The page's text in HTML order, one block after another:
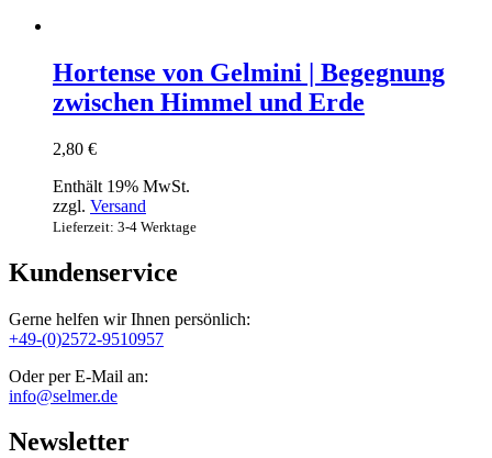
Hortense von Gelmini | Begegnung
zwischen Himmel und Erde
2,80 €
Enthält 19% MwSt.
zzgl. Versand
Lieferzeit: 3-4 Werktage
Kundenservice
Gerne helfen wir Ihnen persönlich:
+49-(0)2572-9510957
Oder per E-Mail an:
info@selmer.de
Newsletter